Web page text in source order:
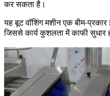
कर सकता है।
यह बूट वॉशिंग मशीन एक बीम-
जिससे कार्य कुशलता में काफी सुधार